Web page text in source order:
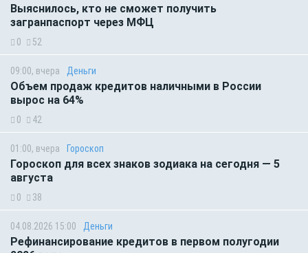
Выяснилось, кто не сможет получить
загранпаспорт через МФЦ
0 52
09:00, вчера Деньги
Объем продаж кредитов наличными в России
вырос на 64%
0 42
01:00, вчера Гороскоп
Гороскоп для всех знаков зодиака на сегодня — 5
августа
0 38
04.08.2026 15:00 Деньги
Рефинансирование кредитов в первом полугодии